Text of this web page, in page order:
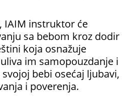
IAIM instruktor će
sa bebom kroz dodir
koja osnažuje
im samopouzdanje i
bebi osećaj ljubavi,
i poverenja.